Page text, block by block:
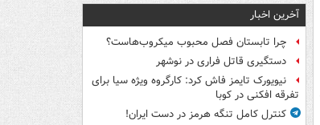
آخرین اخبار
چرا تابستان فصل محبوب میکروب‌هاست؟
دستگیری قاتل فراری در نوشهر
نیویورک تایمز فاش کرد: کارگروه ویژه سیا برای
تفرقه افکنی در کوبا
کنترل کامل تنگه هرمز در دست ایران!